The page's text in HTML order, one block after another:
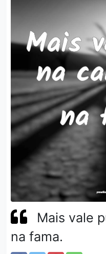
Mais vale
na fama.